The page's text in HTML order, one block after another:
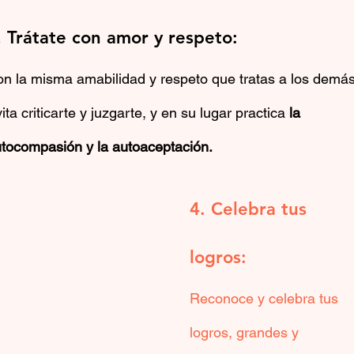
Trátate con amor y respeto:
la misma amabilidad y respeto que tratas a los
criticarte y juzgarte, y en su lugar practica la
y la autoaceptación.
4. Celebra tus
logros:
Reconoce y celebra tus
logros, grandes y